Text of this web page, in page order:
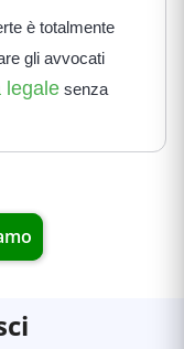
è totalmente
gli avvocati
legale senza